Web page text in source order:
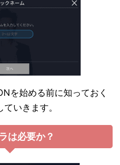
を始める前に知っておく
いきます。
は必要か？